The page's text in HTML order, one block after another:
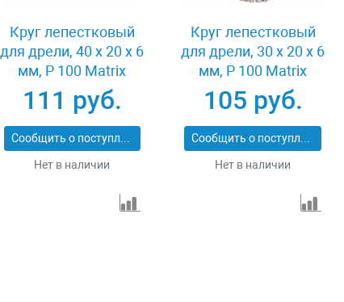
Круг лепестковый
для дрели, 40 х 20 х 6
мм, P 100 Matrix
74168
111 руб.
Сообщить о поступлении
Нет в наличии
Круг лепестковый
для дрели, 30 х 20 х 6
мм, P 100 Matrix
74161
105 руб.
Сообщить о поступлении
Нет в наличии